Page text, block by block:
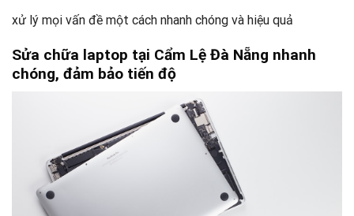
xử lý mọi vấn đề một cách nhanh chóng và hiệu quả
Sửa chữa laptop tại Cẩm Lệ Đà Nẵng nhanh
chóng, đảm bảo tiến độ